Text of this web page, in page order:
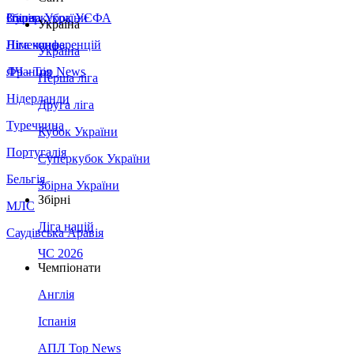
Збірна України
Італія
Німеччина
Франція
Нідерланди
Туреччина
Португалія
Бельгія
МЛС
Саудівська Аравія
Суперкубок УЄФА
Ліга конференцій
ЛЧ - Top News
Україна
Україна
Перша ліга
Друга ліга
Кубок України
Суперкубок України
Збірна України
Збірні
Ліга націй
ЧС 2026
Чемпіонати
Англія
Іспанія
АПЛ Top News